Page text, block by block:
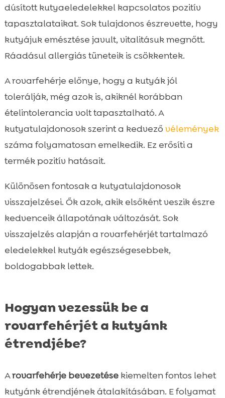
dúsított kutyaeledelekkel kapcsolatos pozitív
tapasztalataikat. Sok tulajdonos észrevette, hogy
kutyájuk emésztése javult, vitalitásuk megnőtt.
Ráadásul allergiás tüneteik is csökkentek.
A rovarfehérje előnye, hogy a kutyák jól
tolerálják, még azok is, akiknél korábban
ételintolerancia volt tapasztalható. A
kutyatulajdonosok szerint a kedvező vélemények
száma folyamatosan emelkedik. Ez erősíti a
termék pozitív hatásait.
Különösen fontosak a kutyatulajdonosok
visszajelzései. Ők azok, akik elsőként veszik észre
kedvenceik állapotának változását. Sok
visszajelzés alapján a rovarfehérjét tartalmazó
eledelekkel kutyák egészségesebbek,
boldogabbak lettek.
Hogyan vezessük be a
rovarfehérjét a kutyánk
étrendjébe?
Arovarfehérje bevezetésekiemelten fontos lehet
kutyánk étrendjének átalakításában. E folyamat